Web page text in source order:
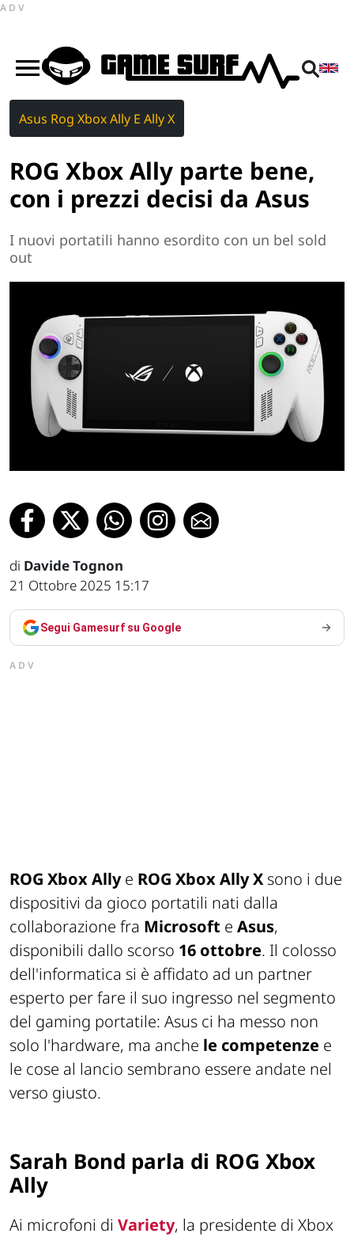
ADV
Asus Rog Xbox Ally E Ally X
ROG Xbox Ally parte bene,
con i prezzi decisi da Asus
I nuovi portatili hanno esordito con un bel sold
out
di Davide Tognon
21 Ottobre 2025 15:17
Segui Gamesurf su Google
ADV
ROG Xbox Allye ROG Xbox Ally X sono i due
dispositivi da gioco portatili nati dalla
collaborazione fra Microsoft e Asus,
disponibili dallo scorso 16 ottobre. Il colosso
dell'informatica si è affidato ad un partner
esperto per fare il suo ingresso nel segmento
del gaming portatile: Asus ci ha messo non
solo l'hardware, ma anche le competenze e
le cose al lancio sembrano essere andate nel
verso giusto.
Sarah Bond parla di ROG Xbox
Ally
Ai microfoni di Variety, la presidente di Xbox